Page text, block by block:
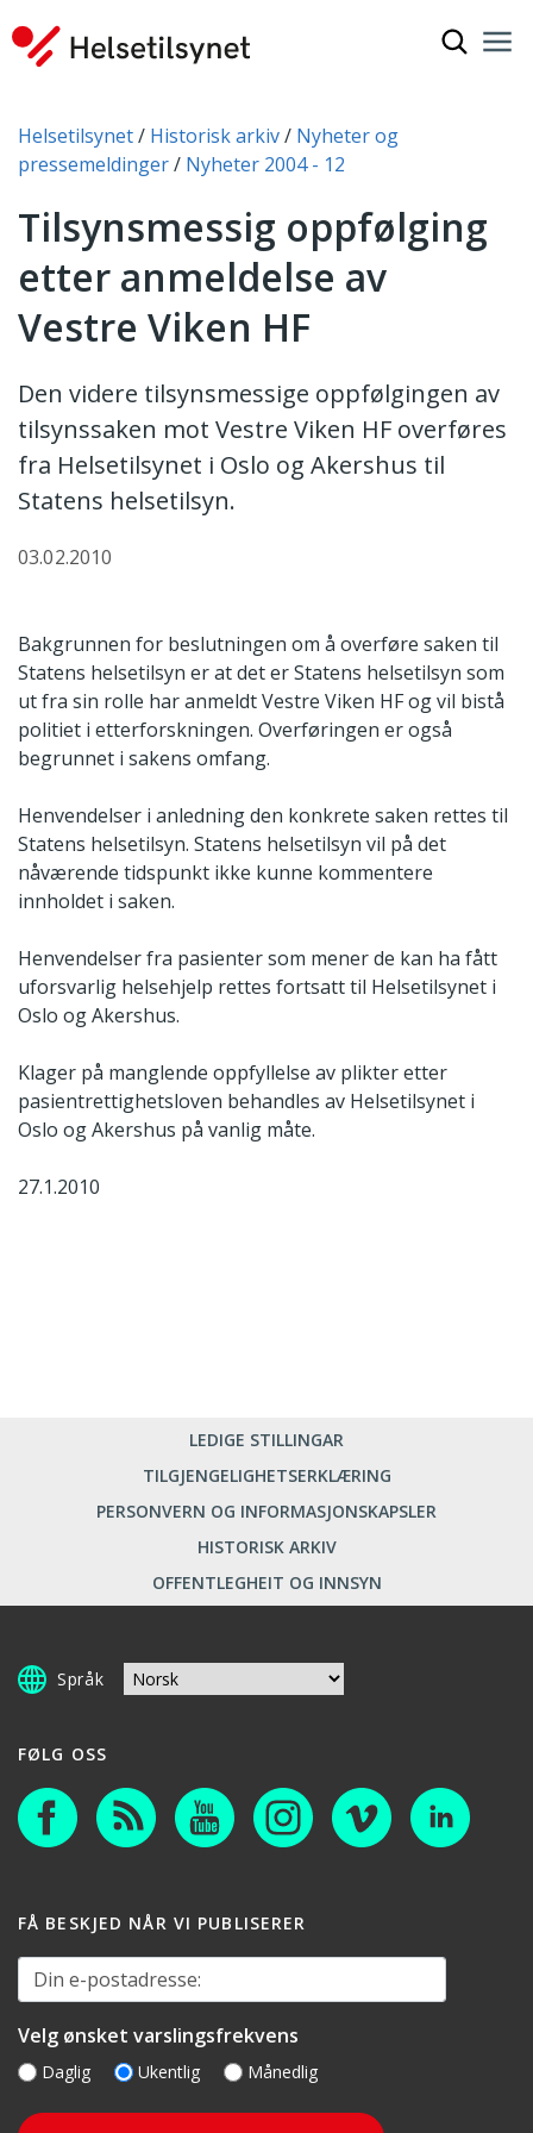
Du er her:
Helsetilsynet Historisk arkiv
Nyheter og
pressemeldinger
Nyheter 2004 - 12
Tilsynsmessig oppfølging
etter anmeldelse av
Vestre Viken HF
Den videre tilsynsmessige oppfølgingen av
tilsynssaken mot Vestre Viken HF overføres
fra Helsetilsynet i Oslo og Akershus til
Statens helsetilsyn.
03.02.2010
Bakgrunnen for beslutningen om å overføre saken til
Statens helsetilsyn er at det er Statens helsetilsyn som
ut fra sin rolle har anmeldt Vestre Viken HF og vil bistå
politiet i etterforskningen. Overføringen er også
begrunnet i sakens omfang.
Henvendelser i anledning den konkrete saken rettes til
Statens helsetilsyn. Statens helsetilsyn vil på det
nåværende tidspunkt ikke kunne kommentere
innholdet i saken.
Henvendelser fra pasienter som mener de kan ha fått
uforsvarlig helsehjelp rettes fortsatt til Helsetilsynet i
Oslo og Akershus.
Klager på manglende oppfyllelse av plikter etter
pasientrettighetsloven behandles av Helsetilsynet i
Oslo og Akershus på vanlig måte.
27.1.2010
LEDIGE STILLINGAR
TILGJENGELIGHETSERKLÆRING
PERSONVERN OG INFORMASJONSKAPSLER
HISTORISK ARKIV
OFFENTLEGHEIT OG INNSYN
Språk
FØLG OSS
FÅ BESKJED NÅR VI PUBLISERER
Din e-postadresse:
Velg ønsket varslingsfrekvens
Daglig Ukentlig Månedlig